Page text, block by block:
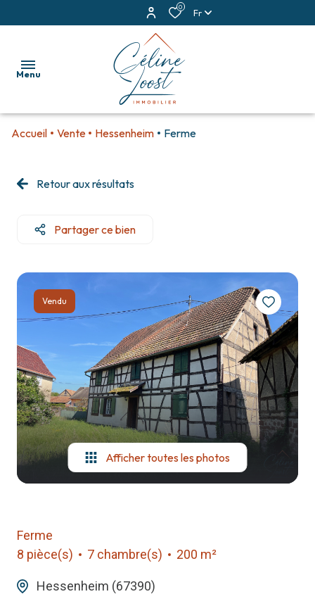
0 Fr
Menu
estimation
mail
agence
contact
Accueil Vente Hessenheim Ferme
Retour aux résultats
Partager ce bien
Vendu
Afficher toutes les photos
Ferme
8 pièce(s)
7 chambre(s) 200 m²
Hessenheim (67390)